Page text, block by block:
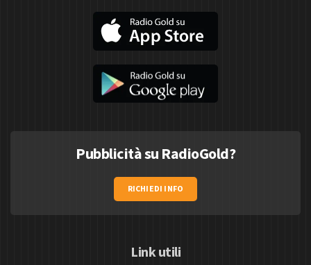
Pubblicità su RadioGold?
RICHIEDI INFO
Link utili